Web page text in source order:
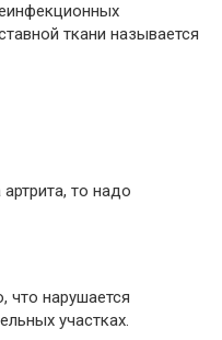
ткани называется
то надо
что нарушается
участках.